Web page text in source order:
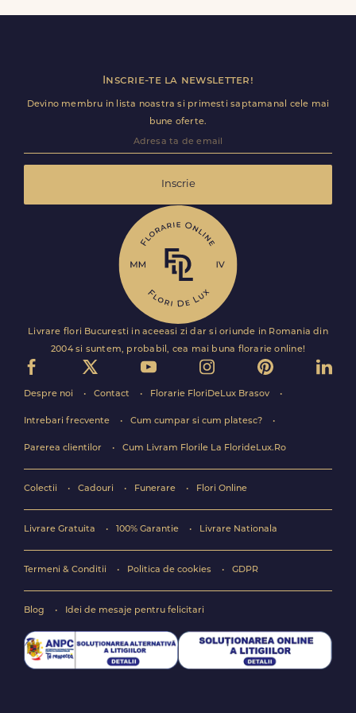
confirma ca buchetul a ajuns la destinatar in Rădeni.
Inscrie-te la newsletter!
Devino membru in lista noastra si primesti saptamanal cele mai
bune oferte.
Inscrie
Livrare flori Bucuresti in aceeasi zi dar si oriunde in Romania din
2004 si suntem, probabil, cea mai buna florarie online!
Despre noi Contact Florarie FloriDeLux Brasov
Intrebari frecvente Cum cumpar si cum platesc?
Parerea clientilor Cum Livram Florile La FlorideLux.Ro
Colectii Cadouri Funerare Flori Online
Livrare Gratuita 100% Garantie Livrare Nationala
Termeni & Conditii Politica de cookies GDPR
Blog Idei de mesaje pentru felicitari